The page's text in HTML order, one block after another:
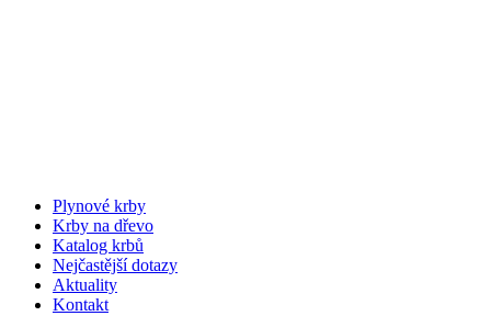
Plynové krby
Krby na dřevo
Katalog krbů
Nejčastější dotazy
Aktuality
Kontakt